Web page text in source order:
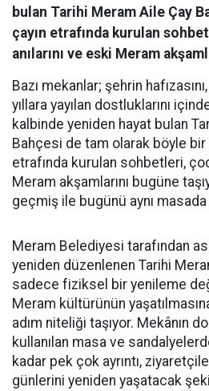
bulan Tarihi Meram Aile Çay
çayın etrafında kurulan
anılarını ve eski Meram
Bazı mekanlar; şehrin
yıllara yayılan dostluklarını
kalbinde yeniden hayat bulan
Bahçesi de tam olarak böyle bir
etrafında kurulan sohbetleri,
Meram akşamlarını bugüne
geçmiş ile bugünü aynı
Meram Belediyesi tarafından
yeniden düzenlenen Tarihi
sadece fiziksel bir yenileme
Meram kültürünün
adım niteliği taşıyor. Mekânın
kullanılan masa ve
kadar pek çok ayrıntı,
günlerini yeniden yaşatacak